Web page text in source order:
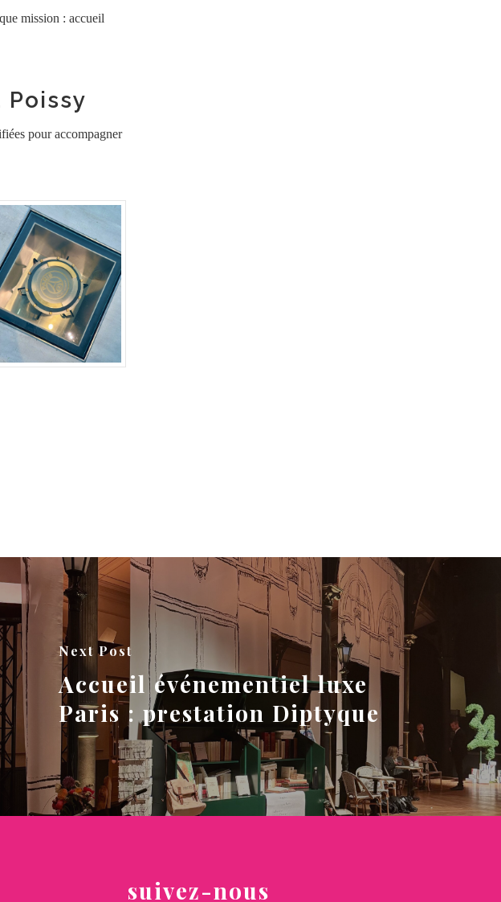
mission : accueil
pour accompagner
Next Post
Accueil événementiel luxe
Paris : prestation Diptyque
suivez-nous